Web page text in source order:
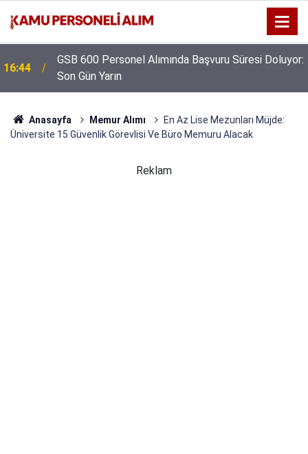
16:44
GSB 600 Personel Alımında Başvuru Süresi Doluyor:
Son Gün Yarın
Anasayfa Memur Alımı
En Az Lise Mezunları Müjde:
Üniversite 15 Güvenlik Görevlisi Ve Büro Memuru Alacak
Reklam